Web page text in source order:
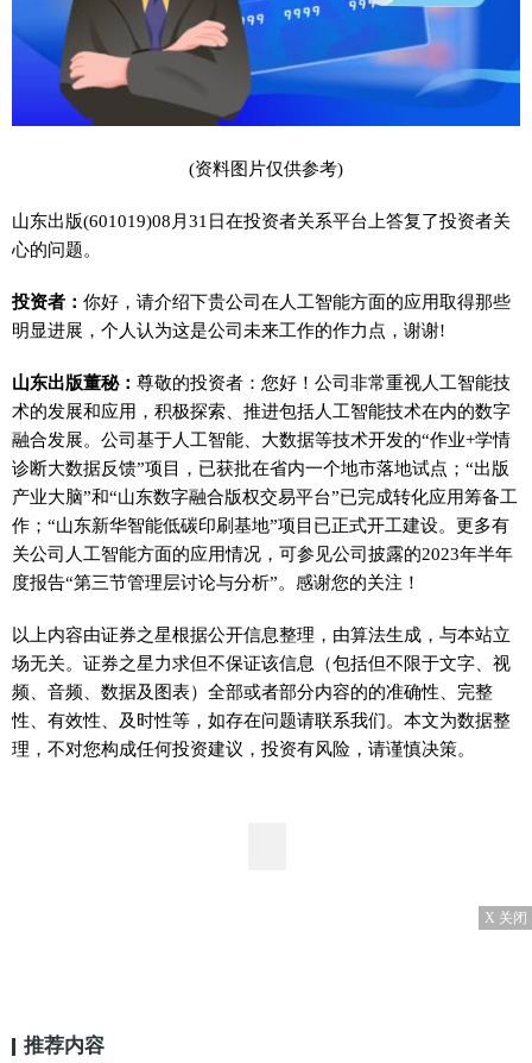
(资料图片仅供参考)
山东出版(601019)08月31日在投资者关系平台上答复了投资者关
心的问题。
投资者： 你好，请介绍下贵公司在人工智能方面的应用取得那些
明显进展，个人认为这是公司未来工作的作力点，谢谢!
山东出版董秘： 尊敬的投资者：您好！公司非常重视人工智能技
术的发展和应用，积极探索、推进包括人工智能技术在内的数字
融合发展。公司基于人工智能、大数据等技术开发的“作业+学情
诊断大数据反馈”项目，已获批在省内一个地市落地试点；“出版
产业大脑”和“山东数字融合版权交易平台”已完成转化应用筹备工
作；“山东新华智能低碳印刷基地”项目已正式开工建设。更多有
关公司人工智能方面的应用情况，可参见公司披露的2023年半年
度报告“第三节管理层讨论与分析”。感谢您的关注！
以上内容由证券之星根据公开信息整理，由算法生成，与本站立
场无关。证券之星力求但不保证该信息（包括但不限于文字、视
频、音频、数据及图表）全部或者部分内容的的准确性、完整
性、有效性、及时性等，如存在问题请联系我们。本文为数据整
理，不对您构成任何投资建议，投资有风险，请谨慎决策。
X 关闭
推荐内容